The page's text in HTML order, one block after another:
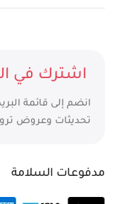
اشترك في
انضم إلى قائمة
تحديثات وعروض
مدفوعات السلامة